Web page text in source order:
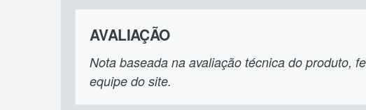
AVALIAÇÃO
Nota baseada na avaliação técnica do produto,
equipe do site.